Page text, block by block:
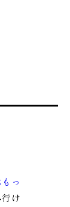
っ
け